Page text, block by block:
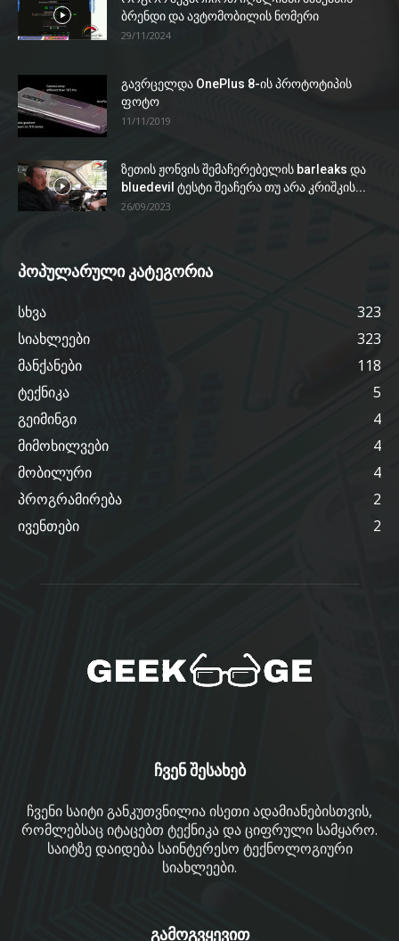
ბრენდი და ავტომობილის ნომერი
29/11/2024
გავრცელდა OnePlus 8-ის პროტოტიპის
ფოტო
11/11/2019
ზეთის ჟონვის შემაჩერებელის barleaks და
bluedevil ტესტი შეაჩერა თუ არა კრიშკის...
26/09/2023
პოპულარული კატეგორია
სხვა
323
სიახლეები
323
მანქანები
118
ტექნიკა
5
გეიმინგი
4
მიმოხილვები
4
მობილური
4
პროგრამირება
2
ივენთები
2
ჩვენ შესახებ
ჩვენი საიტი განკუთვნილია ისეთი ადამიანებისთვის,
რომლებსაც იტაცებთ ტექნიკა და ციფრული სამყარო.
საიტზე დაიდება საინტერესო ტექნოლოგიური
სიახლეები.
გამოგვყევით